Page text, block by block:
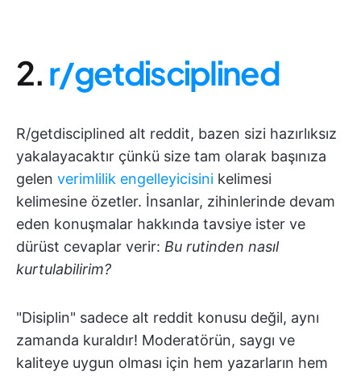
2.r/getdisciplined
R/getdisciplined alt reddit, bazen sizi hazırlıksız
yakalayacaktır çünkü size tam olarak başınıza
gelen verimlilik engelleyicisini kelimesi
kelimesine özetler. İnsanlar, zihinlerinde devam
eden konuşmalar hakkında tavsiye ister ve
dürüst cevaplar verir: Bu rutinden nasıl
kurtulabilirim?
"Disiplin" sadece alt reddit konusu değil, aynı
zamanda kuraldır! Moderatörün, saygı ve
kaliteye uygun olması için hem yazarların hem